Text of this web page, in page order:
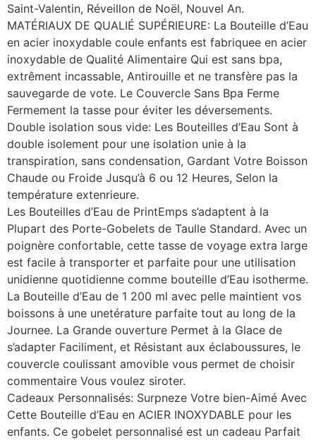
Saint-Valentin, Réveillon de Noël, Nouvel An.
MATÉRIAUX DE QUALIÉ SUPÉRIEURE: La Bouteille d’Eau
en acier inoxydable coule enfants est fabriquee en acier
inoxydable de Qualité Alimentaire Qui est sans bpa,
extrêment incassable, Antirouille et ne transfère pas la
sauvegarde de vote. Le Couvercle Sans Bpa Ferme
Fermement la tasse pour éviter les déversements.
Double isolation sous vide: Les Bouteilles d’Eau Sont à
double isolement pour une isolation unie à la
transpiration, sans condensation, Gardant Votre Boisson
Chaude ou Froide Jusqu’à 6 ou 12 Heures, Selon la
température extenrieure.
Les Bouteilles d’Eau de PrintEmps s’adaptent à la
Plupart des Porte-Gobelets de Taulle Standard. Avec un
poignère confortable, cette tasse de voyage extra large
est facile à transporter et parfaite pour une utilisation
unidienne quotidienne comme bouteille d’Eau isotherme.
La Bouteille d’Eau de 1 200 ml avec pelle maintient vos
boissons à une unetérature parfaite tout au long de la
Journee. La Grande ouverture Permet à la Glace de
s’adapter Faciliment, et Résistant aux éclaboussures, le
couvercle coulissant amovible vous permet de choisir
commentaire Vous voulez siroter.
Cadeaux Personnalisés: Surpneze Votre bien-Aimé Avec
Cette Bouteille d’Eau en ACIER INOXYDABLE pour les
enfants. Ce gobelet personnalisé est un cadeau Parfait